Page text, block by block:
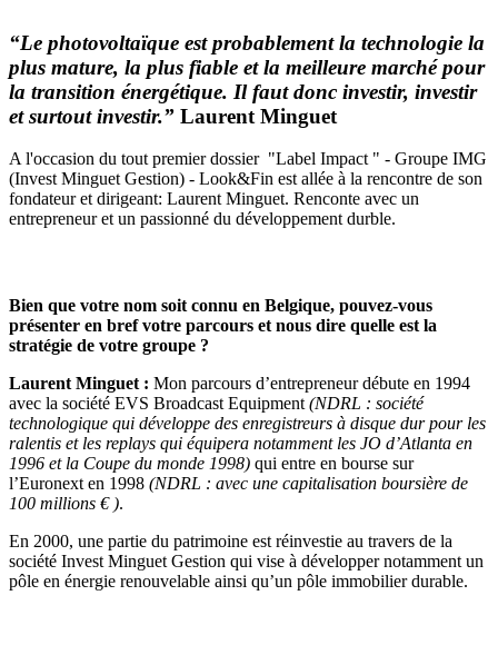
“Le photovoltaïque est probablement la technologie la
plus mature, la plus fiable et la meilleure marché pour
la transition énergétique. Il faut donc investir, investir
et surtout investir.” Laurent Minguet
A l'occasion du tout premier dossier "Label Impact " - Groupe IMG
(Invest Minguet Gestion) - Look&Fin est allée à la rencontre de son
fondateur et dirigeant: Laurent Minguet. Renconte avec un
entrepreneur et un passionné du développement durble.
Bien que votre nom soit connu en Belgique, pouvez-vous
présenter en bref votre parcours et nous dire quelle est la
stratégie de votre groupe ?
Laurent Minguet : Mon parcours d’entrepreneur débute en 1994
avec la société EVS Broadcast Equipment (NDRL : société
technologique qui développe des enregistreurs à disque dur pour les
ralentis et les replays qui équipera notamment les JO d’Atlanta en
1996 et la Coupe du monde 1998) qui entre en bourse sur
l’Euronext en 1998 (NDRL : avec une capitalisation boursière de
100 millions € ).
En 2000, une partie du patrimoine est réinvestie au travers de la
société Invest Minguet Gestion qui vise à développer notamment un
pôle en énergie renouvelable ainsi qu’un pôle immobilier durable.